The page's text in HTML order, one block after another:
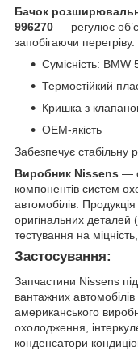
Бачок
996270 — регулює
запобігаючи перегріву.
Сумісність:
Термостійкий
Кришка з
OEM-якість
Забезпечує стабільну
Виробник Nissens —
компонентів систем
автомобілів.
оригінальних деталей
тестування на міцність,
Застосування:
Запчастини Nissens
вантажних
американського
охолодження,
конденсатори